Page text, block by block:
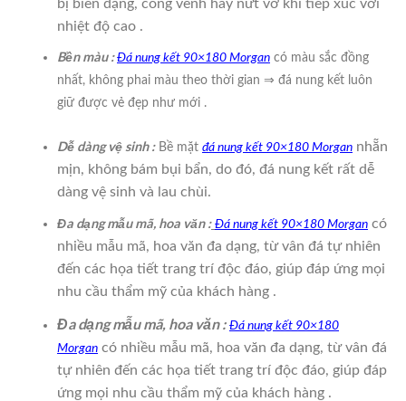
bị biến dạng, cong vênh hay nứt vỡ khi tiếp xúc với
nhiệt độ cao .
Bền màu :Đá nung kết 90×180 Morgan có màu sắc đồng
nhất, không phai màu theo thời gian ⇒ đá nung kết luôn
giữ được vẻ đẹp như mới .
Dễ dàng vệ sinh :Bề mặt đá nung kết 90×180 Morgan nhẵn
mịn, không bám bụi bẩn, do đó, đá nung kết rất dễ
dàng vệ sinh và lau chùi.
Đa dạng mẫu mã, hoa văn : Đá nung kết 90×180 Morgan có
nhiều mẫu mã, hoa văn đa dạng, từ vân đá tự nhiên
đến các họa tiết trang trí độc đáo, giúp đáp ứng mọi
nhu cầu thẩm mỹ của khách hàng .
Đa dạng mẫu mã, hoa văn : Đá nung kết 90×180
Morgan có nhiều mẫu mã, hoa văn đa dạng, từ vân đá
tự nhiên đến các họa tiết trang trí độc đáo, giúp đáp
ứng mọi nhu cầu thẩm mỹ của khách hàng .